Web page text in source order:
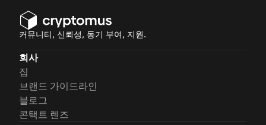
커뮤니티, 신뢰성, 동기 부여, 지원.
회사
집
브랜드 가이드라인
블로그
콘택트 렌즈